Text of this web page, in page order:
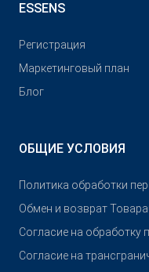
ESSENS
Pегистрация
Маркетинговый план
Блог
ОБЩИЕ УСЛОВИЯ
Политика обработки
Обмен и возврат Товара
Согласие на обработку
Согласие на